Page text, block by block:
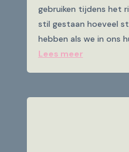
gebruiken tijdens het
stil gestaan hoeveel
hebben als we in ons
Lees meer